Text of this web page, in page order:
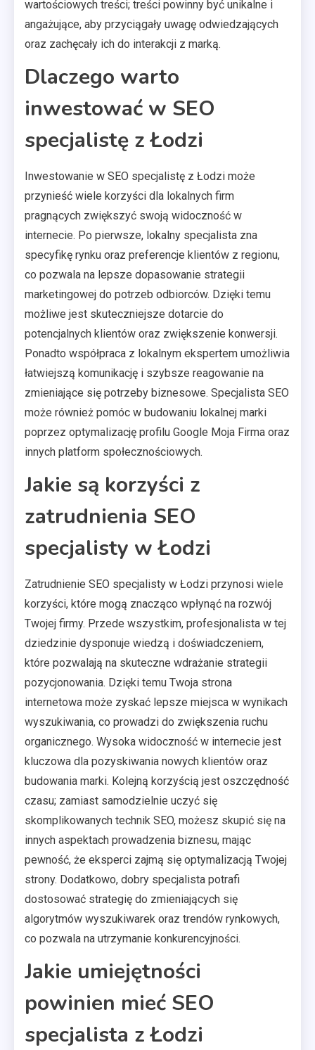
wartościowych treści; treści powinny być unikalne i
angażujące, aby przyciągały uwagę odwiedzających
oraz zachęcały ich do interakcji z marką.
Dlaczego warto
inwestować w SEO
specjalistę z Łodzi
Inwestowanie w SEO specjalistę z Łodzi może
przynieść wiele korzyści dla lokalnych firm
pragnących zwiększyć swoją widoczność w
internecie. Po pierwsze, lokalny specjalista zna
specyfikę rynku oraz preferencje klientów z regionu,
co pozwala na lepsze dopasowanie strategii
marketingowej do potrzeb odbiorców. Dzięki temu
możliwe jest skuteczniejsze dotarcie do
potencjalnych klientów oraz zwiększenie konwersji.
Ponadto współpraca z lokalnym ekspertem umożliwia
łatwiejszą komunikację i szybsze reagowanie na
zmieniające się potrzeby biznesowe. Specjalista SEO
może również pomóc w budowaniu lokalnej marki
poprzez optymalizację profilu Google Moja Firma oraz
innych platform społecznościowych.
Jakie są korzyści z
zatrudnienia SEO
specjalisty w Łodzi
Zatrudnienie SEO specjalisty w Łodzi przynosi wiele
korzyści, które mogą znacząco wpłynąć na rozwój
Twojej firmy. Przede wszystkim, profesjonalista w tej
dziedzinie dysponuje wiedzą i doświadczeniem,
które pozwalają na skuteczne wdrażanie strategii
pozycjonowania. Dzięki temu Twoja strona
internetowa może zyskać lepsze miejsca w wynikach
wyszukiwania, co prowadzi do zwiększenia ruchu
organicznego. Wysoka widoczność w internecie jest
kluczowa dla pozyskiwania nowych klientów oraz
budowania marki. Kolejną korzyścią jest oszczędność
czasu; zamiast samodzielnie uczyć się
skomplikowanych technik SEO, możesz skupić się na
innych aspektach prowadzenia biznesu, mając
pewność, że eksperci zajmą się optymalizacją Twojej
strony. Dodatkowo, dobry specjalista potrafi
dostosować strategię do zmieniających się
algorytmów wyszukiwarek oraz trendów rynkowych,
co pozwala na utrzymanie konkurencyjności.
Jakie umiejętności
powinien mieć SEO
specjalista z Łodzi